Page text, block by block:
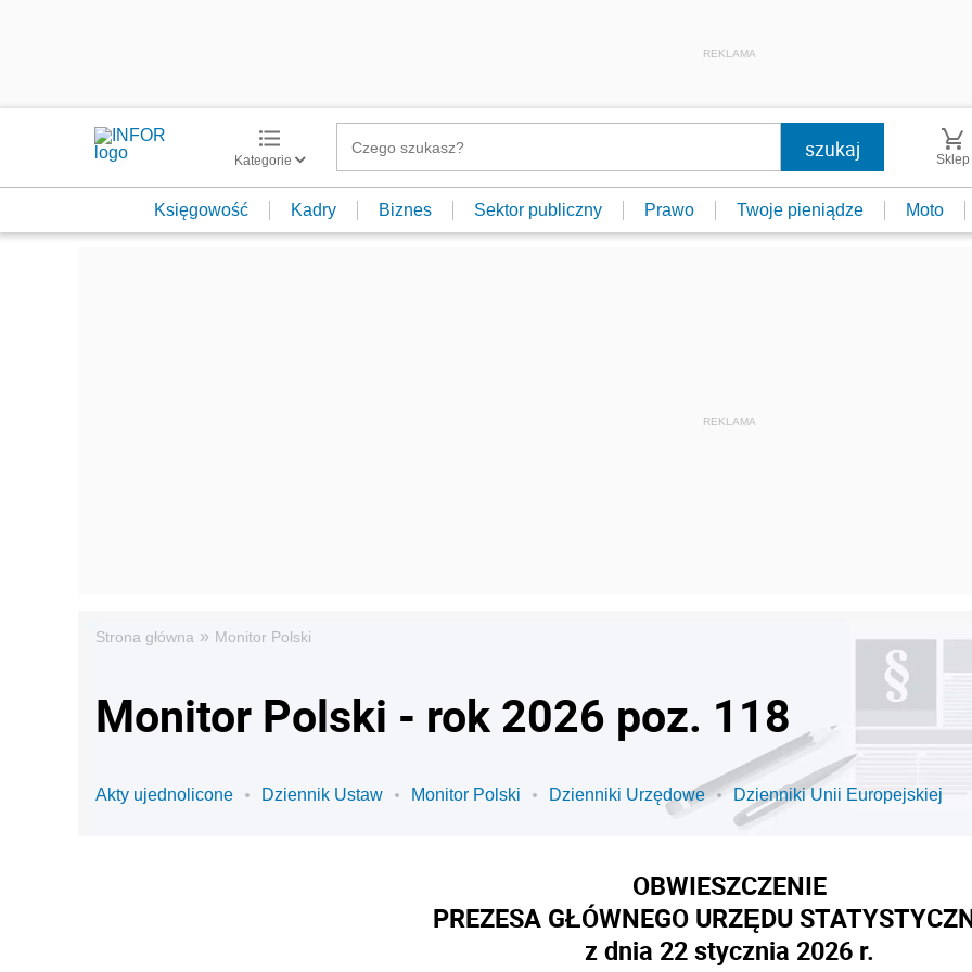
REKLAMA
Kategorie Sklep
Księgowość Kadry Biznes Sektor publiczny Prawo Twoje pieniądze Moto
Strona główna » Monitor Polski
Monitor Polski - rok 2026 poz. 118
Akty ujednolicone Dziennik Ustaw Monitor Polski Dzienniki Urzędowe Dzienniki Unii Europejskiej
OBWIESZCZENIE
PREZESA GŁÓWNEGO URZĘDU
z dnia 22 stycznia 2026 r.